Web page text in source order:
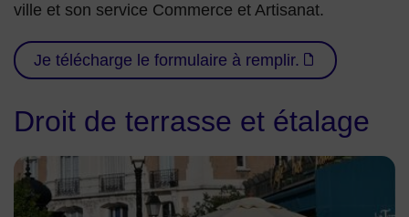
ville et son service Commerce et Artisanat.
Je télécharge le formulaire à remplir.
Droit de terrasse et étalage
Terrasse Bécon